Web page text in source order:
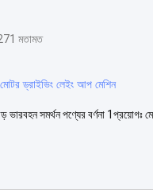
মতামত
মোটর ড্রাইভিং লেইং আপ মেশিন
সমর্থন পণ্যের বর্ণনা 1প্রয়োগঃ